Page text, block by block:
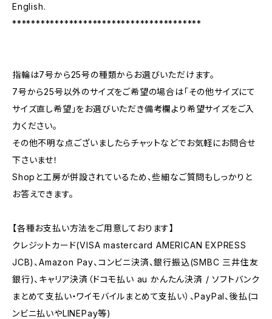
English.
****************************************
指輪は7号から25号の種類からお選びいただけます。
7号から25号以外のサイズをご希望の場合は「その他サイズにて
サイズ直し希望」をお選びいただき備考欄より希望サイズをご入
力ください。
その他不明な点ございましたらチャットなどでお気軽にお問合せ
下さいませ！
Shopと工房が併設されているため、些細なご質問もしっかりと
お答えできます。
【各種お支払い方法をご用意しております】
クレジットカード(VISA mastercard AMERICAN EXPRESS
JCB)、Amazon Pay、コンビニ決済、銀行振込(SMBC 三井住友
銀行)、キャリア決済（ドコモ払い au かんたん決済 / ソフトバンク
まとめて支払い・ワイモバイルまとめて支払い）、PayPal、後払(コ
ンビニ払いやLINEPay等)